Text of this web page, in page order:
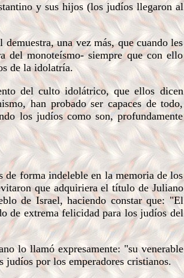
y sus hijos (los judíos llegaron al
una vez más, que cuando les
del monoteísmo- siempre que con ello
de la idolatría.
del culto idolátrico, que ellos dicen
han probado ser capaces de todo,
los judíos como son, profundamente
de forma indeleble en la memoria de los
que adquiriera el título de Juliano
de Israel, haciendo constar que: "El
de extrema felicidad para los judíos del
lo llamó expresamente: "su venerable
por los emperadores cristianos.